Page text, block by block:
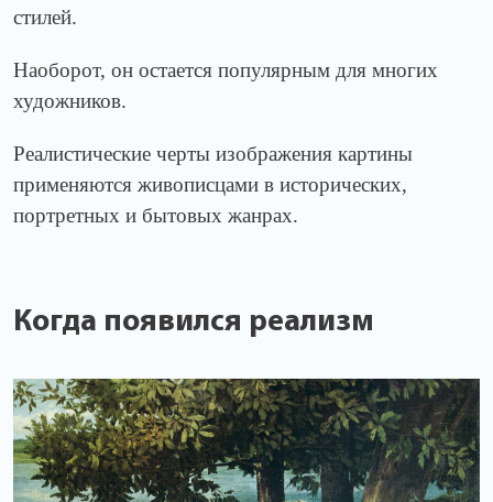
стилей.
Наоборот, он остается популярным для многих
художников.
Реалистические черты изображения картины
применяются живописцами в исторических,
портретных и бытовых жанрах.
Когда появился реализм